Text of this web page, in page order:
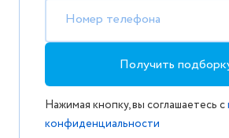
Номер телефона
Получить
Нажимая кнопку, вы соглашаетесь с
конфиденциальности